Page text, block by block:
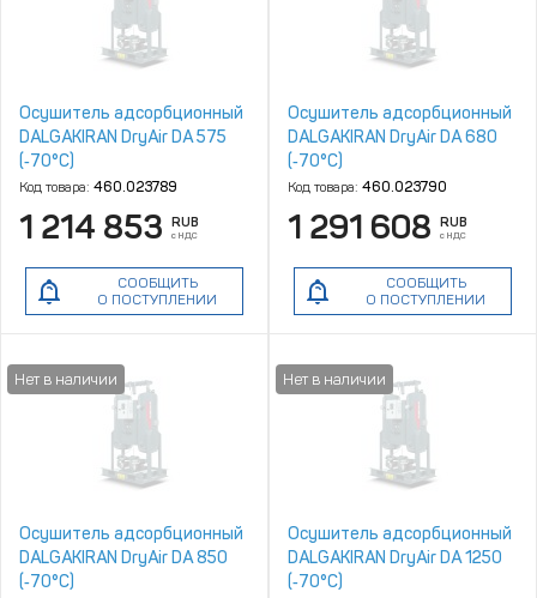
Осушитель адсорбционный
DALGAKIRAN DryAir DA 575
(‑70°C)
Код товара: 460.023789
1 214 853 RUB
с НДС
СООБЩИТЬ
О ПОСТУПЛЕНИИ
Осушитель адсорбционный
DALGAKIRAN DryAir DA 680
(‑70°C)
Код товара: 460.023790
1 291 608 RUB
с НДС
СООБЩИТЬ
О ПОСТУПЛЕНИИ
Осушитель адсорбционный
DALGAKIRAN DryAir DA 850
(‑70°C)
Осушитель адсорбционный
DALGAKIRAN DryAir DA 1250
(‑70°C)